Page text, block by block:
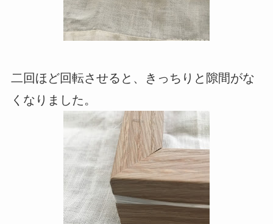
二回ほど回転させると、きっちりと隙間がな
くなりました。